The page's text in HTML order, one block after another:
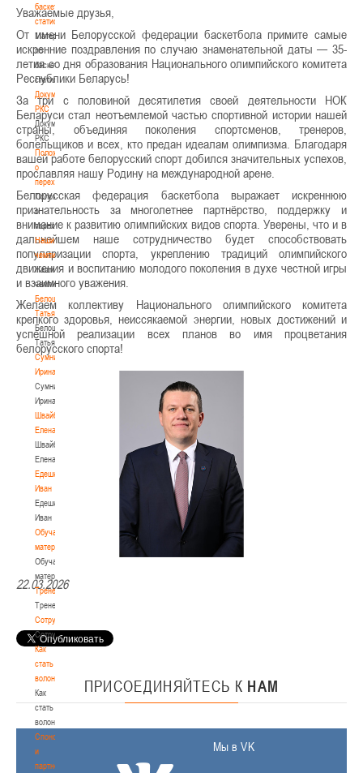
баскетбольной
статистике
Материалы
по
баскетбольной
статистике
Документы
РКС
Документы
РКС
Положение
о
переходах
Положение
о
переходах
Наши
чемпионы
Наши
чемпионы
Белошапко
Татьяна
Белошапко
Татьяна
Сумникова
Ирина
Сумникова
Ирина
Швайбович
Елена
Швайбович
Елена
Едешко
Иван
Едешко
Иван
Обучающие
материалы
Обучающие
материалы
Тренерам
Тренерам
Сотрудничество
Сотрудничество
Как
стать
волонтером
Как
стать
волонтером
Спонсоры
и
партнеры
Уважаемые друзья,
От имени Белорусской федерации баскетбола примите самые
искренние поздравления по случаю знаменательной даты — 35-
летия со дня образования Национального олимпийского комитета
Республики Беларусь!
За три с половиной десятилетия своей деятельности НОК
Беларуси стал неотъемлемой частью спортивной истории нашей
страны, объединяя поколения спортсменов, тренеров,
болельщиков и всех, кто предан идеалам олимпизма. Благодаря
вашей работе белорусский спорт добился значительных успехов,
прославляя нашу Родину на международной арене.
Белорусская федерация баскетбола выражает искреннюю
признательность за многолетнее партнёрство, поддержку и
внимание к развитию олимпийских видов спорта. Уверены, что и в
дальнейшем наше сотрудничество будет способствовать
популяризации спорта, укреплению традиций олимпийского
движения и воспитанию молодого поколения в духе честной игры
и взаимного уважения.
Желаем коллективу Национального олимпийского комитета
крепкого здоровья, неиссякаемой энергии, новых достижений и
успешной реализации всех планов во имя процветания
белорусского спорта!
22.03.2026
ПРИСОЕДИНЯЙТЕСЬ К НАМ
Мы в VK